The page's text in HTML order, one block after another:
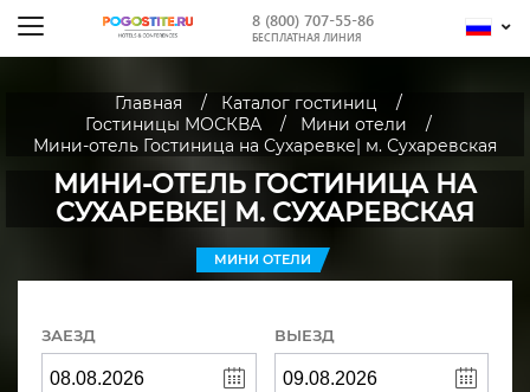
8 (800) 707-55-86
БЕСПЛАТНАЯ ЛИНИЯ
Главная
Каталог гостиниц
Гостиницы МОСКВА
Мини отели
Мини-отель Гостиница на Сухаревке| м. Сухаревская
МИНИ-ОТЕЛЬ ГОСТИНИЦА НА
СУХАРЕВКЕ| М. СУХАРЕВСКАЯ
МИНИ ОТЕЛИ
ЗАЕЗД ВЫЕЗД